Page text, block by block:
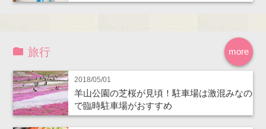
more
旅行
2018/05/01
羊山公園の芝桜が見頃！駐車場は激混みなの
で臨時駐車場がおすすめ